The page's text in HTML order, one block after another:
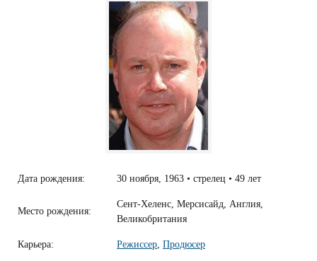
Дата рождения: 30 ноября, 1963 • стрелец • 49 лет
Место рождения:
Сент-Хеленс, Мерсисайд, Англия,
Великобритания
Карьера: Режиссер, Продюсер